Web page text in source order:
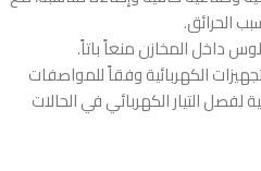
الحرائق.
داخل المخازن منعاً باتاً.
الكهربائية وفقاً للمواصفات
لفصل التيار الكهربائي في الحالات